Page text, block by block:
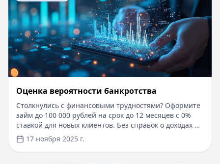
Оценка вероятности банкротства
Столкнулись с финансовыми трудностями? Оформите
займ до 100 000 рублей на срок до 12 месяцев с 0%
ставкой для новых клиентов. Без справок о доходах и
документов — решение за 5 минут. Получите деньги
быстро и прозрачно через проверенные сервисы.
17 ноября 2025 г.